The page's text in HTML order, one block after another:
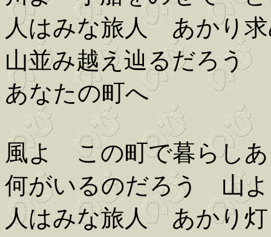
人はみな旅人 あかり
山並み越え辿るだろう
あなたの町へ
風よ この町で暮らし
何がいるのだろう 山
人はみな旅人 あかり